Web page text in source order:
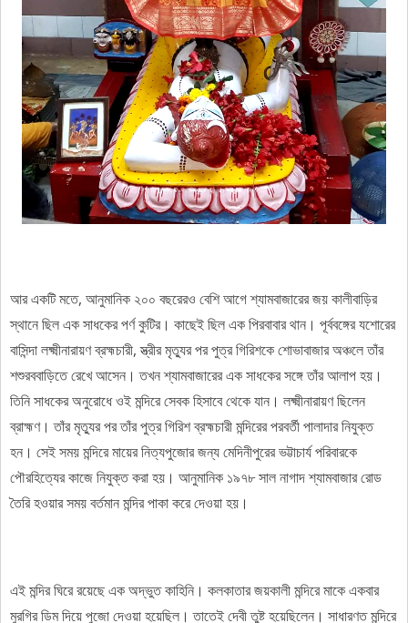
আর একটি মতে, আনুমানিক ২০০ বছরেরও বেশি আগে শ্যামবাজারের জয় কালীবাড়ির
স্থানে ছিল এক সাধকের পর্ণ কুটির। কাছেই ছিল এক পিরবাবার থান। পূর্ববঙ্গের যশোরের
বাসিন্দা লক্ষ্মীনারায়ণ ব্রহ্মচারী, স্ত্রীর মৃত্যুর পর পুত্র গিরিশকে শোভাবাজার অঞ্চলে তাঁর
শশুরববাড়িতে রেখে আসেন। তখন শ্যামবাজারের এক সাধকের সঙ্গে তাঁর আলাপ হয়।
তিনি সাধকের অনুরোধে ওই মন্দিরে সেবক হিসাবে থেকে যান। লক্ষ্মীনারায়ণ ছিলেন
ব্রাহ্মণ। তাঁর মৃত্যুর পর তাঁর পুত্র গিরিশ ব্রহ্মচারী মন্দিরের পরবর্তী পালাদার নিযুক্ত
হন। সেই সময় মন্দিরে মায়ের নিত্যপুজোর জন্য মেদিনীপুরের ভট্টাচার্য পরিবারকে
পৌরহিত্যের কাজে নিযুক্ত করা হয়। আনুমানিক ১৯৭৮ সাল নাগাদ শ্যামবাজার রোড
তৈরি হওয়ার সময় বর্তমান মন্দির পাকা করে দেওয়া হয়।
এই মন্দির ঘিরে রয়েছে এক অদ্ভুত কাহিনি। কলকাতার জয়কালী মন্দিরে মাকে একবার
মুরগির ডিম দিয়ে পুজো দেওয়া হয়েছিল। তাতেই দেবী তুষ্ট হয়েছিলেন। সাধারণত মন্দিরে